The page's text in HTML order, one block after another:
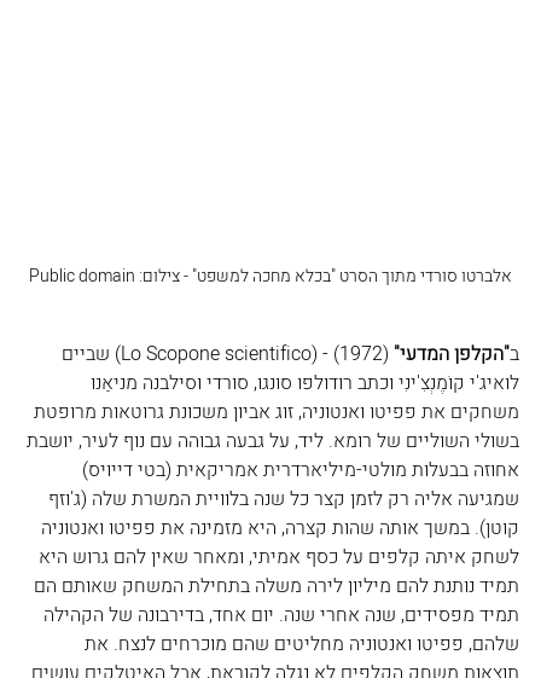
אלברטו סורדי מתוך הסרט "בכלא מחכה למשפט" - צילום: Public domain
ב"הקלפן המדעי" (1972) - (
Lo Scopone scientifico) שביים
לואיג'י קוֹמֶנְצִ'ינִי וכתב רודולפו סונגו, סורדי וסילבנה מניאַנו
משחקים את פפיטו ואנטוניה, זוג אביון משכונת גרוטאות מרופטת
בשולי השוליים של רומא. ליד, על גבעה גבוהה עם נוף לעיר, יושבת
אחוזה בבעלות מולטי-מיליארדרית אמריקאית (בטי דייויס)
שמגיעה אליה רק לזמן קצר כל שנה בלוויית המשרת שלה (ג'וזף
קוטן). במשך אותה שהות קצרה, היא מזמינה את פפיטו ואנטוניה
לשחק איתה קלפים על כסף אמיתי, ומאחר שאין להם גרוש היא
תמיד נותנת להם מיליון לירה משלה בתחילת המשחק שאותם הם
תמיד מפסידים, שנה אחרי שנה. יום אחד, בדירבונה של הקהילה
שלהם, פפיטו ואנטוניה מחליטים שהם מוכרחים לנצח. את